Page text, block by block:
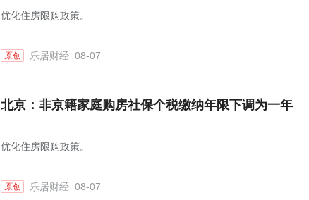
优化住房限购政策。
原创 乐居财经 08-07
北京：非京籍家庭购房社保个税缴纳年限下调为一年
优化住房限购政策。
原创 乐居财经 08-07